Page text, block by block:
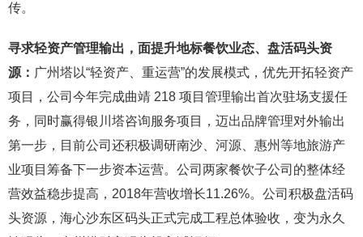
传。
寻求轻资产管理输出，面提升地标餐饮业态、盘活码头资
源： 广州塔以“轻资产、重运营”的发展模式，优先开拓轻资产
项目，公司今年完成曲靖 218 项目管理输出首次驻场支援任
务，同时赢得银川塔咨询服务项目，迈出品牌管理对外输出
第一步，目前公司还积极调研南沙、河源、惠州等地旅游产
业项目筹备下一步资本运营。公司两家餐饮子公司的整体经
营效益稳步提高，2018年营收增长11.26%。公司积极盘活码
头资源，海心沙东区码头正式完成工程总体验收，变为永久